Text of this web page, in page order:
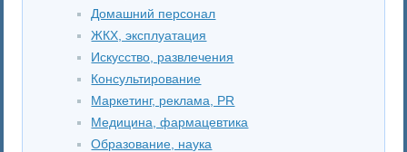
Домашний персонал
ЖКХ, эксплуатация
Искусство, развлечения
Консультирование
Маркетинг, реклама, PR
Медицина, фармацевтика
Образование, наука